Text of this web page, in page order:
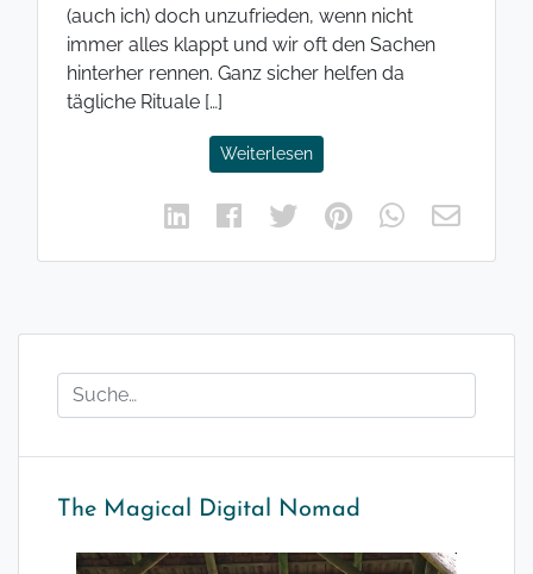
(auch ich) doch unzufrieden, wenn nicht
immer alles klappt und wir oft den Sachen
hinterher rennen. Ganz sicher helfen da
tägliche Rituale […]
Weiterlesen
The Magical Digital Nomad